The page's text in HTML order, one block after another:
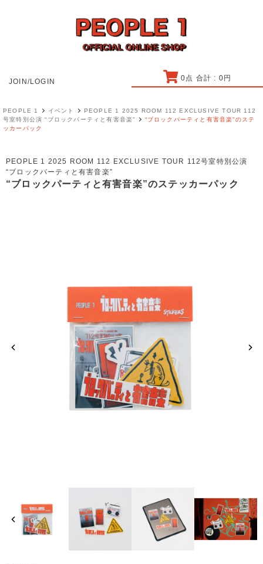
JOIN/LOGIN 0 点 合計 : 0円
PEOPLE 1 イベント
PEOPLE 1 2025 ROOM 112 EXCLUSIVE TOUR 112
号室特別公演 “ブロックパーティと有害音楽”
“ブロックパーティと有害音楽”のステ
ッカーパック
PEOPLE 1 2025 ROOM 112 EXCLUSIVE TOUR 112号室特別公演
“ブロックパーティと有害音楽”
“ブロックパーティと有害音楽”のステッカーパック